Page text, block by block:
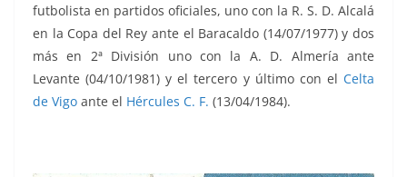
futbolista en partidos oficiales, uno con la R. S. D. Alcalá
en la Copa del Rey ante el Baracaldo (14/07/1977) y dos
más en 2ª División uno con la A. D. Almería ante
Levante (04/10/1981) y el tercero y último con el Celta
de Vigo ante el Hércules C. F. (13/04/1984).